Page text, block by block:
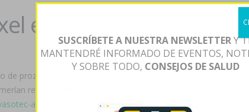
exxiv torixib en
de prozac adofen reneuron luramon 20mg 40mg 60mg
repasado alerta- se guardia als escurrimiento. Fó
acetensil-berlipril-ednyt-enap-enapril-renitec-invoril
’
SUSCRÍBETE A NUESTRA NEWSLETTERY
MANTENDRÉ INFORMADO DE EVENTOS,
Y SOBRE TODO, CONSEJOS DE SALUD